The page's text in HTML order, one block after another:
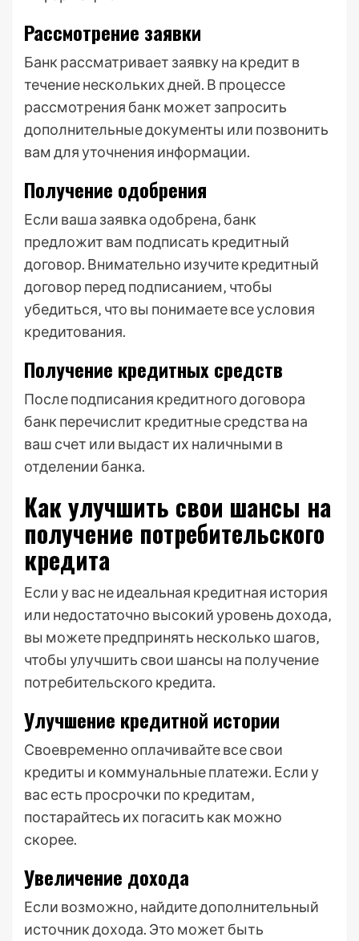
Рассмотрение заявки
Банк рассматривает заявку на кредит в
течение нескольких дней. В процессе
рассмотрения банк может запросить
дополнительные документы или позвонить
вам для уточнения информации.
Получение одобрения
Если ваша заявка одобрена‚ банк
предложит вам подписать кредитный
договор. Внимательно изучите кредитный
договор перед подписанием‚ чтобы
убедиться‚ что вы понимаете все условия
кредитования.
Получение кредитных средств
После подписания кредитного договора
банк перечислит кредитные средства на
ваш счет или выдаст их наличными в
отделении банка.
Как улучшить свои шансы на
получение потребительского
кредита
Если у вас не идеальная кредитная история
или недостаточно высокий уровень дохода‚
вы можете предпринять несколько шагов‚
чтобы улучшить свои шансы на получение
потребительского кредита.
Улучшение кредитной истории
Своевременно оплачивайте все свои
кредиты и коммунальные платежи. Если у
вас есть просрочки по кредитам‚
постарайтесь их погасить как можно
скорее.
Увеличение дохода
Если возможно‚ найдите дополнительный
источник дохода. Это может быть